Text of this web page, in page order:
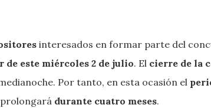
interesados en formar parte del
de este miércoles 2 de julio. El cierre de la
Por tanto, en esta ocasión el
prolongará durante cuatro meses.